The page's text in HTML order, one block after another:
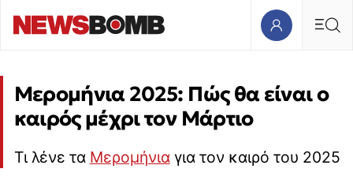
Μερομήνια 2025: Πώς θα είναι ο
καιρός μέχρι τον Μάρτιο
Τι λένε τα Μερομήνιαγια τον καιρό του 2025